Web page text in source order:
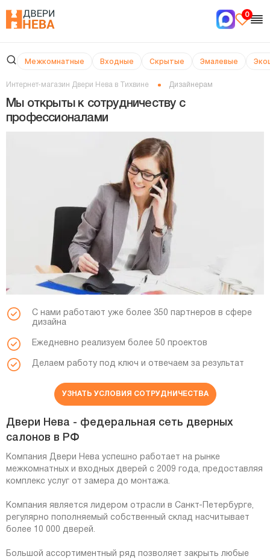
0
Межкомнатные Входные Скрытые Эмалевые
Интернет-магазин Двери Нева в Тихвине Дизайнерам
Мы открыты к сотрудничеству с
профессионалами
С нами работают уже более 350 партнеров в сфере
дизайна
Ежедневно реализуем более 50 проектов
Делаем работу под ключ и отвечаем за результат
УЗНАТЬ УСЛОВИЯ СОТРУДНИЧЕСТВА
Двери Нева - федеральная сеть дверных
салонов в РФ
Компания Двери Нева успешно работает на рынке
межкомнатных и входных дверей с 2009 года, предоставляя
комплекс услуг от замера до монтажа.
Компания является лидером отрасли в Санкт-Петербурге,
регулярно пополняемый собственный склад насчитывает
более 10 000 дверей.
Большой ассортиментный ряд позволяет закрыть любые